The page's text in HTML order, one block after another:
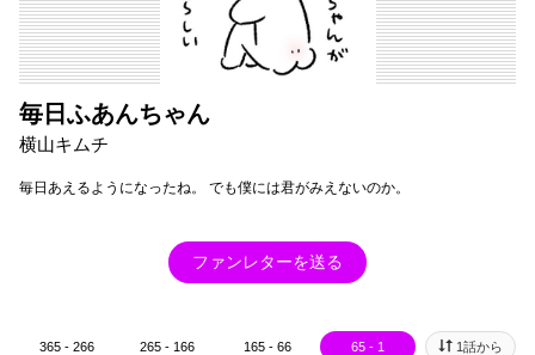
毎日ふあんちゃん
横山キムチ
毎日あえるようになったね。 でも僕には君がみえないのか。
ファンレターを送る
365 - 266 265 - 166 165 - 66 65 - 1 1話から